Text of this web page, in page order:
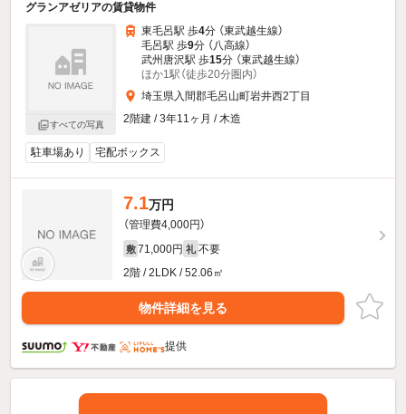
グランアゼリアの賃貸物件
すべての写真
東毛呂駅 歩4分 （東武越生線）
毛呂駅 歩9分 （八高線）
武州唐沢駅 歩15分 （東武越生線）
ほか1駅（徒歩20分圏内）
埼玉県入間郡毛呂山町岩井西2丁目
2階建 / 3年11ヶ月 / 木造
駐車場あり 宅配ボックス
7.1万円
（管理費4,000円）
敷 71,000円 礼 不要
2階 / 2LDK / 52.06㎡
物件詳細を見る
提供